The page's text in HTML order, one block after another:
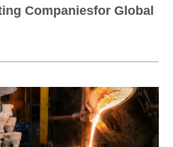
Companiesfor Global